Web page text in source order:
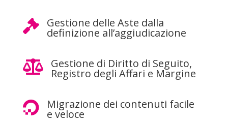
 Gestione delle Aste dalla
definizione all’aggiudicazione
 Gestione di Diritto di Seguito,
Registro degli Affari e Margine
 Migrazione dei contenuti facile
e veloce